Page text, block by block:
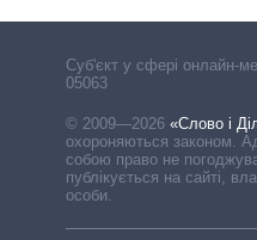
Cуб'єкт у сфері онлайн-
05063
© 2009—2026 «Слово і
охороняються законом.
собою право не
публікується на сайті,
особи.